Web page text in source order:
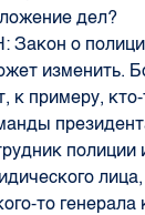
дел?
Закон о
изменить.
к примеру,
полиции
то